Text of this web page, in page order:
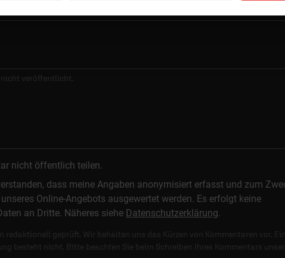
nicht veröffentlicht.
nicht öffentlich teilen.
dass meine Angaben anonymisiert erfasst und zum
Online-Angebots ausgewertet werden. Es erfolgt keine
an Dritte. Näheres siehe Datenschutzerklärung.
redaktionell geprüft. Wir behalten uns das Kürzen von Kommentaren vor. Ein
besteht nicht. Bitte beachten Sie beim Schreiben Ihres Kommentars